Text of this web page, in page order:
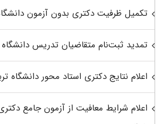
تکمیل ظرفیت دکتری بدون آزمون دانشگاه
تمدید ثبت‌نام متقاضیان تدریس دانشگاه آزاد
اعلام نتایج دکتری استاد محور دانشگاه
اعلام شرایط معافیت از آزمون جامع